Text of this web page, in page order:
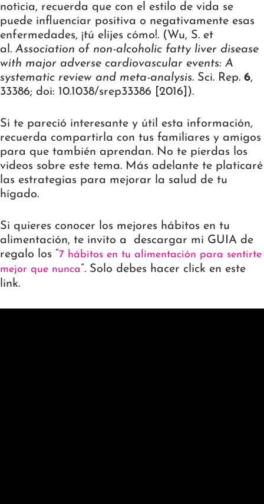
noticia, recuerda que con el estilo de vida se
puede influenciar positiva o negativamente esas
enfermedades, ¡tú elijes cómo!. ( Wu, S. et
al. Association of non-alcoholic fatty liver disease
with major adverse cardiovascular events: A
systematic review and meta-analysis. Sci. Rep. 6,
33386; doi: 10.1038/srep33386 [2016]).
Si te pareció interesante y útil esta información,
recuerda compartirla con tus familiares y amigos
para que también aprendan. No te pierdas los
videos sobre este tema. Más adelante te platicaré
las estrategias para mejorar la salud de tu
hígado.
Si quieres conocer los mejores hábitos en tu
alimentación, te invito a descargar mi GUIA de
regalo los “7 hábitos en tu alimentación para sentirte
mejor que nunca”. Solo debes hacer click en este
link.